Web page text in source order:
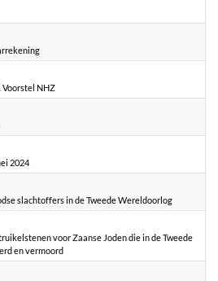
NHZ
2024
slachtoffers in de Tweede Wereldoorlog
voor Zaanse Joden die in de Tweede
en vermoord